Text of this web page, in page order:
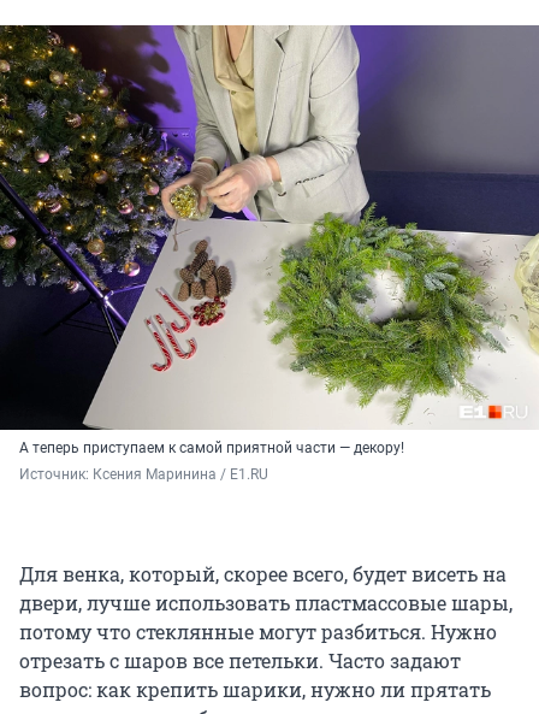
А теперь приступаем к самой приятной части — декору!
Источник: Ксения Маринина / E1.RU
Для венка, который, скорее всего, будет висеть на
двери, лучше использовать пластмассовые шары,
потому что стеклянные могут разбиться. Нужно
отрезать с шаров все петельки. Часто задают
вопрос: как крепить шарики, нужно ли прятать